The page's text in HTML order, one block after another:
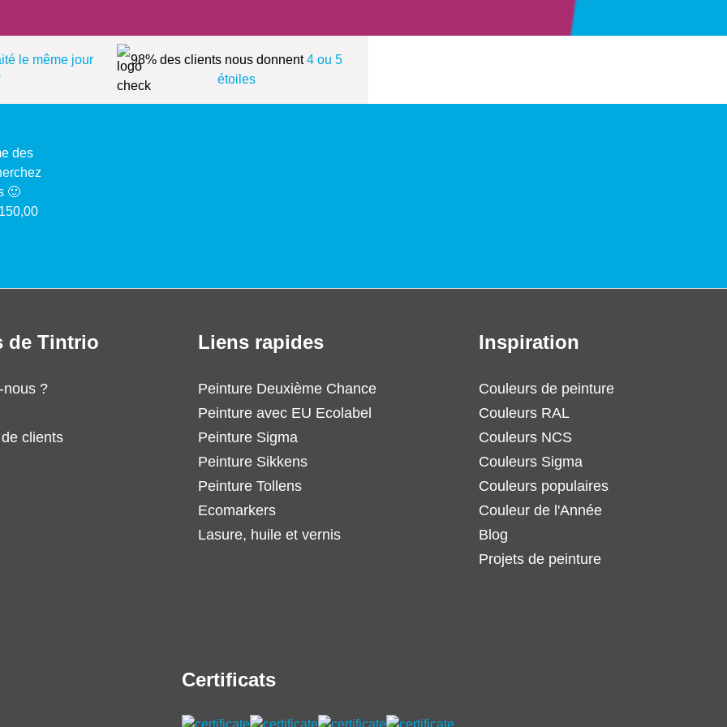
le même jour
98% des clients nous donnent4 ou 5
étoiles
des
🙂
de Tintrio
nous ?
clients
Liens rapides
Peinture Deuxième Chance
Peinture avec EU Ecolabel
Peinture Sigma
Peinture Sikkens
Peinture Tollens
Ecomarkers
Lasure, huile et vernis
Inspiration
Couleurs de peinture
Couleurs RAL
Couleurs NCS
Couleurs Sigma
Couleurs populaires
Couleur de l'Année
Blog
Projets de peinture
Certificats